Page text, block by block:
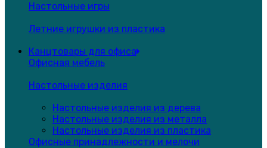
Настольные игры
Летние игрушки из пластика
Канцтовары для офиса
Офисная мебель
Настольные изделия
Настольные изделия из дерева
Настольные изделия из металла
Настольные изделия из пластика
Офисные принадлежности и мелочи